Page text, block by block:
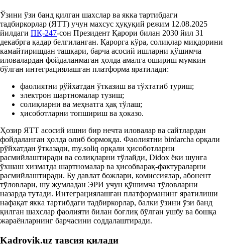
Ўзини ўзи банд қилган шахслар ва якка тартибдаги
тадбиркорлар (ЯТТ) учун махсус ҳуқуқий режим 12.08.2025
йилдаги ПҚ-247-сон Президент Қарори билан 2030 йил 31
декабрга қадар белгиланган. Қарорга кўра, солиқлар миқдорини
камайтиришдан ташқари, барча асосий ишларни қўшимча
иловалардан фойдаланмаган ҳолда амалга ошириш мумкин
бўлган интеграциялашган платформа яратилади:
фаолиятни рўйхатдан ўтказиш ва тўхтатиб туриш;
электрон шартномалар тузиш;
солиқларни ва меҳнатга ҳақ тўлаш;
ҳисоботларни топшириш ва ҳоказо.
Ҳозир ЯТТ асосий ишни бир нечта иловалар ва сайтлардан
фойдаланган ҳолда олиб бормоқда. Фаолиятни birdarcha орқали
рўйхатдан ўтказади, my.soliq орқали ҳисоботларни
расмийлаштиради ва солиқларни тўлайди, Didox ёки шунга
ўхшаш хизматда шартномалар ва ҳисобварақ-фактураларни
расмийлаштиради. Бу давлат божлари, комиссиялар, абонент
тўловлари, шу жумладан ЭРИ учун қўшимча тўловларни
назарда тутади. Интеграциялашган платформанинг яратилиши
нафақат якка тартибдаги тадбиркорлар, балки ўзини ўзи банд
қилган шахслар фаолияти билан боғлиқ бўлган ушбу ва бошқа
жараёнларнинг барчасини соддалаштиради.
Kadrovik.uz тавсия қилади